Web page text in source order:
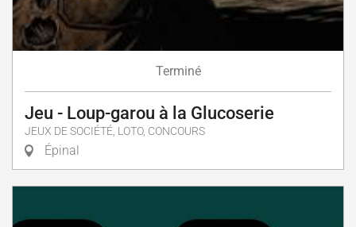
Terminé
Jeu - Loup-garou à la Glucoserie
JEUX DE SOCIÉTÉ, LOTO, CONCOURS
Épinal